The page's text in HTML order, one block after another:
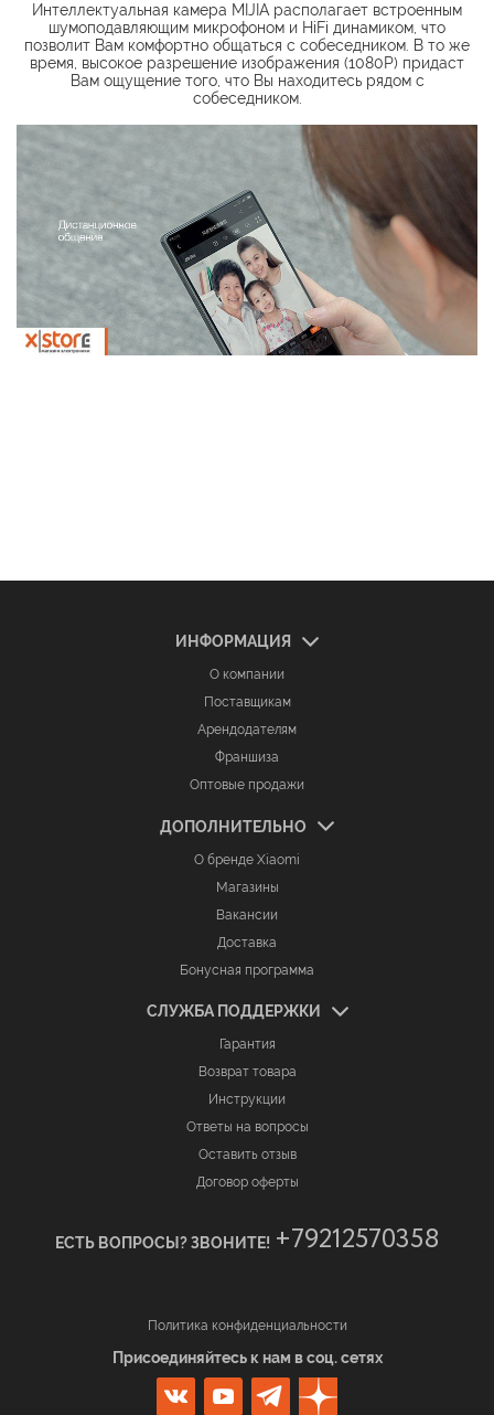
Интеллектуальная камера MIJIA располагает встроенным
шумоподавляющим микрофоном и HiFi динамиком, что
позволит Вам комфортно общаться с собеседником. В то же
время, высокое разрешение изображения (1080Р) придаст
Вам ощущение того, что Вы находитесь рядом с
собеседником.
ИНФОРМАЦИЯ
О компании
Поставщикам
Арендодателям
Франшиза
Оптовые продажи
ДОПОЛНИТЕЛЬНО
О бренде Xiaomi
Магазины
Вакансии
Доставка
Бонусная программа
СЛУЖБА ПОДДЕРЖКИ
Гарантия
Возврат товара
Инструкции
Ответы на вопросы
Оставить отзыв
Договор оферты
ЕСТЬ ВОПРОСЫ? ЗВОНИТЕ! +79212570358
Политика конфиденциальности
Присоединяйтесь к нам в соц. сетях